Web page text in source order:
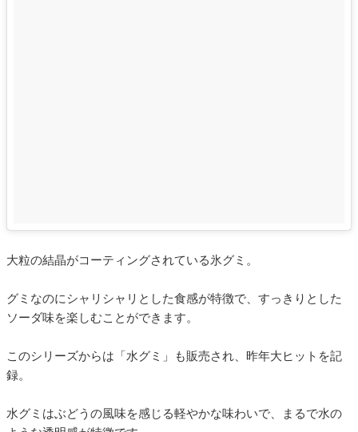
大粒の結晶がコーティングされている氷グミ。
グミなのにシャリシャリとした食感が特徴で、すっきりとした
ソーダ味を楽しむことができます。
このシリーズからは「水グミ」も販売され、昨年大ヒットを記
録。
水グミはぶどうの風味を感じる軽やかな味わいで、まるで水の